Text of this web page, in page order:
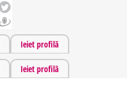
Ieiet profilā
Ieiet profilā